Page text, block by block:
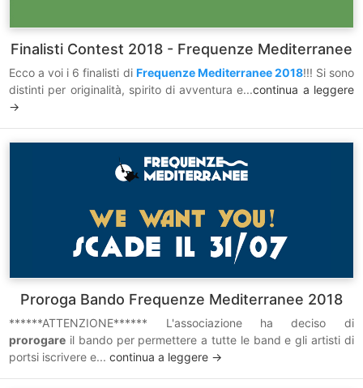
Finalisti Contest 2018 - Frequenze Mediterranee
Ecco a voi i 6 finalisti di Frequenze Mediterranee 2018!!! Si sono
distinti per originalità, spirito di avventura e...continua a leggere
->
Proroga Bando Frequenze Mediterranee 2018
******ATTENZIONE****** L'associazione ha deciso di
prorogare il bando per permettere a tutte le band e gli artisti di
portsi iscrivere e...continua a leggere ->